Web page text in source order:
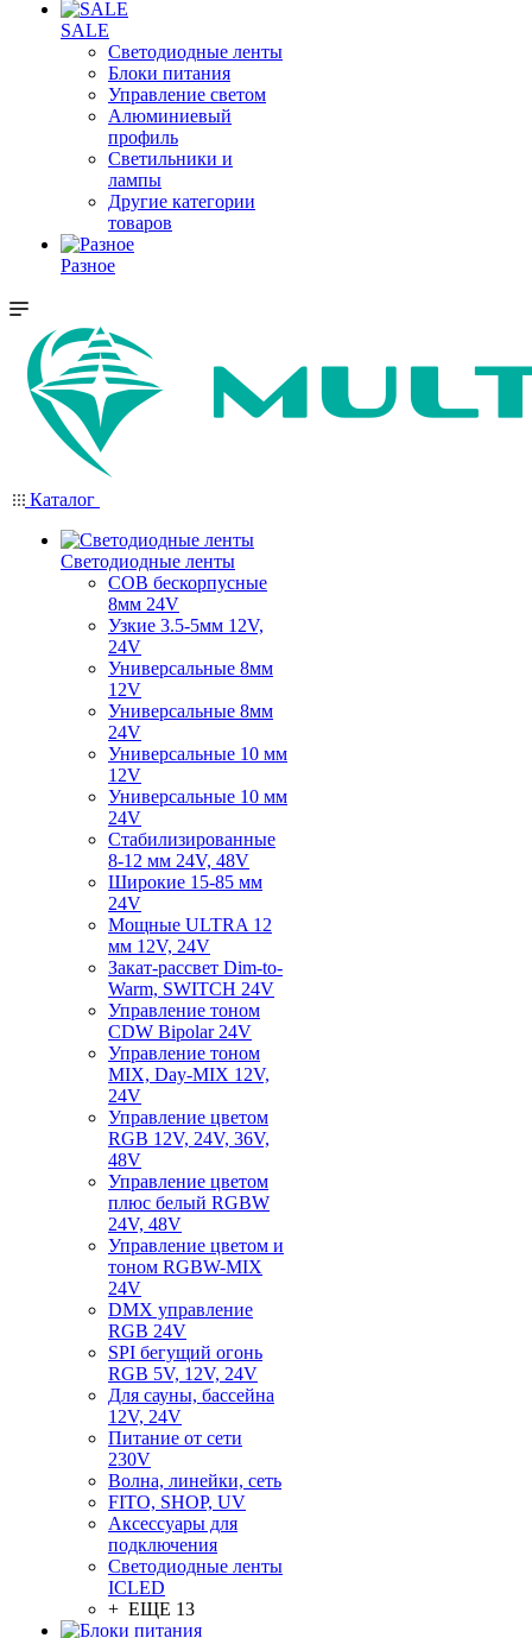
SALE
Светодиодные ленты
Блоки питания
Управление светом
Алюминиевый
профиль
Светильники и
лампы
Другие категории
товаров
Разное
Каталог
Светодиодные ленты
COB бескорпусные
8мм 24V
Узкие 3.5-5мм 12V,
24V
Универсальные 8мм
12V
Универсальные 8мм
24V
Универсальные 10 мм
12V
Универсальные 10 мм
24V
Стабилизированные
8-12 мм 24V, 48V
Широкие 15-85 мм
24V
Мощные ULTRA 12
мм 12V, 24V
Закат-рассвет Dim-to-
Warm, SWITCH 24V
Управление тоном
CDW Bipolar 24V
Управление тоном
MIX, Day-MIX 12V,
24V
Управление цветом
RGB 12V, 24V, 36V,
48V
Управление цветом
плюс белый RGBW
24V, 48V
Управление цветом и
тоном RGBW-MIX
24V
DMX управление
RGB 24V
SPI бегущий огонь
RGB 5V, 12V, 24V
Для сауны, бассейна
12V, 24V
Питание от сети
230V
Волна, линейки, сеть
FITO, SHOP, UV
Аксессуары для
подключения
Светодиодные ленты
ICLED
+ ЕЩЕ 13